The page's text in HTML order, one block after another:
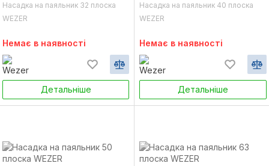
Насадка на паяльник 32 плоска
WEZER
Немає в наявності
Детальніше
Насадка на паяльник 40 плоска
WEZER
Немає в наявності
Детальніше